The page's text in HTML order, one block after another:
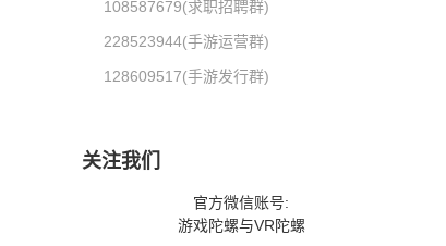
108587679(求职招聘群)
228523944(手游运营群)
128609517(手游发行群)
关注我们
官方微信账号:
游戏陀螺与VR陀螺